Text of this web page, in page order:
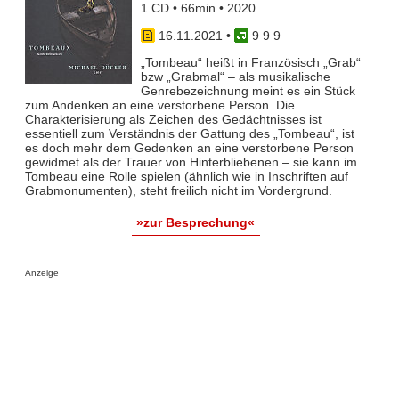
1 CD • 66min • 2020
16.11.2021 •
9 9 9
„Tombeau“ heißt in Französisch „Grab“
bzw „Grabmal“ – als musikalische
Genrebezeichnung meint es ein Stück
zum Andenken an eine verstorbene Person. Die
Charakterisierung als Zeichen des Gedächtnisses ist
essentiell zum Verständnis der Gattung des „Tombeau“, ist
es doch mehr dem Gedenken an eine verstorbene Person
gewidmet als der Trauer von Hinterbliebenen – sie kann im
Tombeau eine Rolle spielen (ähnlich wie in Inschriften auf
Grabmonumenten), steht freilich nicht im Vordergrund.
»zur Besprechung«
Anzeige